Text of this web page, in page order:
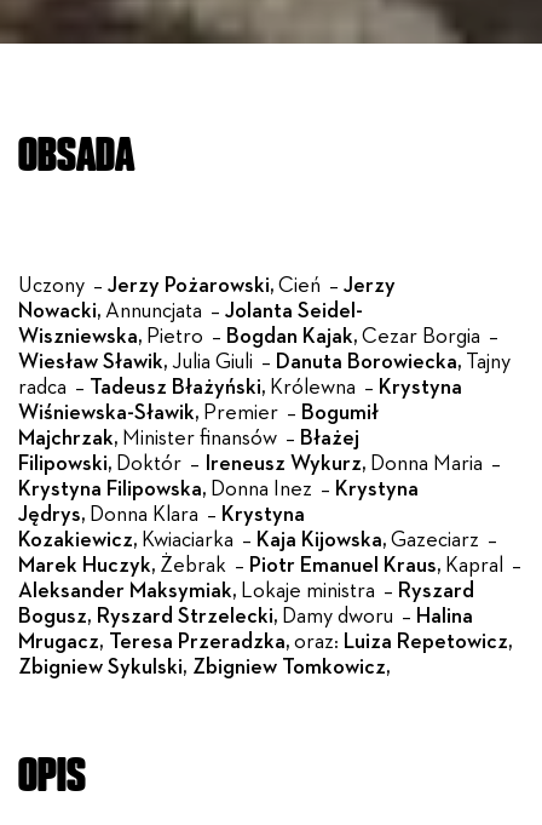
OBSADA
Uczony – Jerzy Pożarowski, Cień – Jerzy
Nowacki, Annuncjata – Jolanta Seidel-
Wiszniewska, Pietro – Bogdan Kajak, Cezar Borgia –
Wiesław Sławik, Julia Giuli – Danuta Borowiecka,
Tajny
radca –
Tadeusz Błażyński, Królewna – Krystyna
Wiśniewska-Sławik, Premier – Bogumił
Majchrzak, Minister finansów – Błażej
Filipowski, Doktór – Ireneusz Wykurz, Donna Maria –
Krystyna Filipowska, Donna Inez – Krystyna
Jędrys, Donna Klara – Krystyna
Kozakiewicz, Kwiaciarka – Kaja Kijowska, Gazeciarz –
Marek Huczyk, Żebrak – Piotr Emanuel Kraus, Kapral –
Aleksander Maksymiak, Lokaje ministra – Ryszard
Bogusz, Ryszard Strzelecki, Damy dworu – Halina
Mrugacz, Teresa Przeradzka, oraz: Luiza Repetowicz,
Zbigniew Sykulski, Zbigniew Tomkowicz,
OPIS